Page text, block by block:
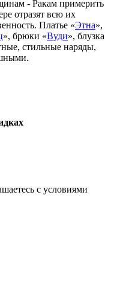
- Ракам примерить
отразят всю их
Платье «Этна»,
», брюки «Вуди», блузка
стильные наряды,
с условиями